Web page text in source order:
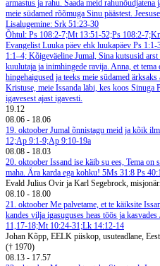
armastus ja rahu. Saada meid
meie südamed rõõmuga Sinu päästest.
Lisalugemine: Srk 51:23-30
Õhtul: Ps 108:2-7;Mt 13:51-52;Ps 108:2-
Evangelist Luuka päev ehk luukapäev Ps 1:1-
1:1–4; Kõigeväeline Jumal, Sina kutsusid
kuulutaja ja inimhingede ravija. Anna, et
hingehaigused ja teeks meie südamed
Kristuse, meie Issanda läbi, kes koos Sinuga
igavesest ajast igavesti.
19.12
08.06 - 18.06
19. oktoober Jumal õnnistagu meid ja kõik
12;Ap 9:1-9;Ap 9:10-19a
08.08 - 18.03
20. oktoober Issand ise käib su ees, Tema on
maha. Ära karda ega kohku! 5Ms 31:8 Ps
Evald Julius Ovir ja Karl Segebrock,
08.10 - 18.00
21. oktoober Me palvetame, et te käiksite
kandes vilja igasuguses heas töös ja
11,17-18;Mt 10:24-31;Lk 14:12-14
Johan Kõpp, EELK piiskop, usuteadlane,
(† 1970)
08.13 - 17.57